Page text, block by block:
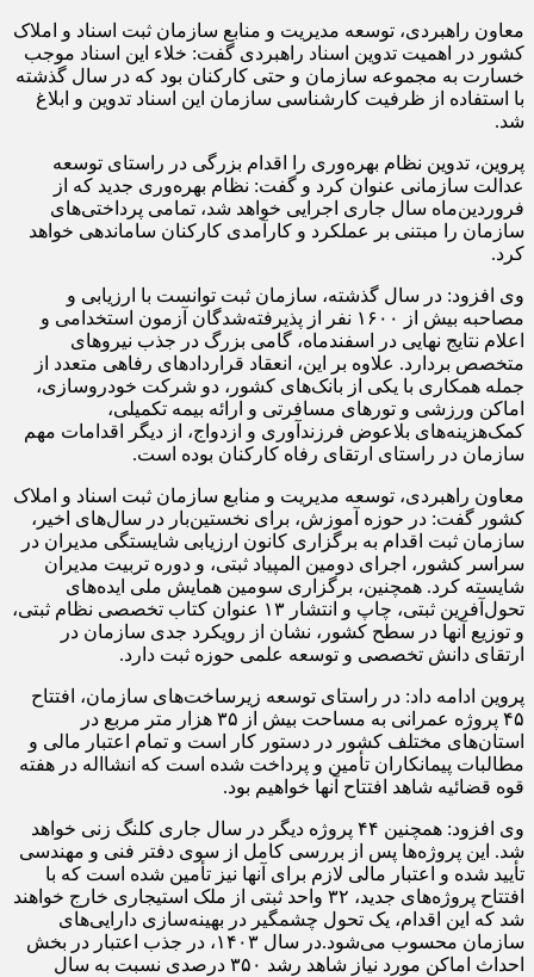
معاون راهبردی، توسعه مدیریت و منابع سازمان ثبت اسناد و املاک
کشور در اهمیت تدوین اسناد راهبردی گفت: خلاء این اسناد موجب
خسارت به مجموعه سازمان و حتی کارکنان بود که در سال گذشته
با استفاده از ظرفیت کارشناسی سازمان این اسناد تدوین و ابلاغ
شد.
پروین، تدوین نظام بهره‌وری را اقدام بزرگی در راستای توسعه
عدالت سازمانی عنوان کرد و گفت: نظام بهره‌وری جدید که از
فروردین‌ماه سال جاری اجرایی خواهد شد، تمامی پرداختی‌های
سازمان را مبتنی بر عملکرد و کارآمدی کارکنان ساماندهی خواهد
کرد.
وی افزود: در سال گذشته، سازمان ثبت توانست با ارزیابی و
مصاحبه بیش از ۱۶۰۰ نفر از پذیرفته‌شدگان آزمون استخدامی و
اعلام نتایج نهایی در اسفندماه، گامی بزرگ در جذب نیروهای
متخصص بردارد. علاوه بر این، انعقاد قراردادهای رفاهی متعدد از
جمله همکاری با یکی از بانک‌های کشور، دو شرکت خودروسازی،
اماکن ورزشی و تورهای مسافرتی و ارائه بیمه تکمیلی،
کمک‌هزینه‌های بلاعوض فرزندآوری و ازدواج، از دیگر اقدامات مهم
سازمان در راستای ارتقای رفاه کارکنان بوده است.
معاون راهبردی، توسعه مدیریت و منابع سازمان ثبت اسناد و املاک
کشور گفت: در حوزه آموزش، برای نخستین‌بار در سال‌های اخیر،
سازمان ثبت اقدام به برگزاری کانون ارزیابی شایستگی مدیران در
سراسر کشور، اجرای دومین المپیاد ثبتی، و دوره تربیت مدیران
شایسته کرد. همچنین، برگزاری سومین همایش ملی ایده‌های
تحول‌آفرین ثبتی، چاپ و انتشار ۱۳ عنوان کتاب تخصصی نظام ثبتی،
و توزیع آنها در سطح کشور، نشان از رویکرد جدی سازمان در
ارتقای دانش تخصصی و توسعه علمی حوزه ثبت دارد.
پروین ادامه داد: در راستای توسعه زیرساخت‌های سازمان، افتتاح
۴۵ پروژه عمرانی به مساحت بیش از ۳۵ هزار متر مربع در
استان‌های مختلف کشور در دستور کار است و تمام اعتبار مالی و
مطالبات پیمانکاران تأمین و پرداخت شده است که انشااله در هفته
قوه قضائیه شاهد افتتاح آنها خواهیم بود.
وی افزود: همچنین ۴۴ پروژه دیگر در سال جاری کلنگ زنی خواهد
شد. این پروژه‌ها پس از بررسی کامل از سوی دفتر فنی و مهندسی
تأیید شده و اعتبار مالی لازم برای آنها نیز تأمین شده است که با
افتتاح پروژه‌های جدید، ۳۲ واحد
ثبتی از ملک استیجاری خارج خواهند
شد که این اقدام، یک تحول چشمگیر در بهینه‌سازی دارایی‌های
سازمان محسوب می‌شود.در سال ۱۴۰۳، در جذب اعتبار در بخش
احداث اماکن مورد نیاز شاهد رشد ۳۵۰ درصدی نسبت به سال